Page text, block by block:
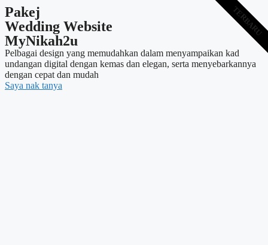
Pakej
Wedding Website
MyNikah2u
Pelbagai design yang memudahkan dalam menyampaikan kad
undangan digital dengan kemas dan elegan, serta menyebarkannya
dengan cepat dan mudah
Saya nak tanya
TERBARU